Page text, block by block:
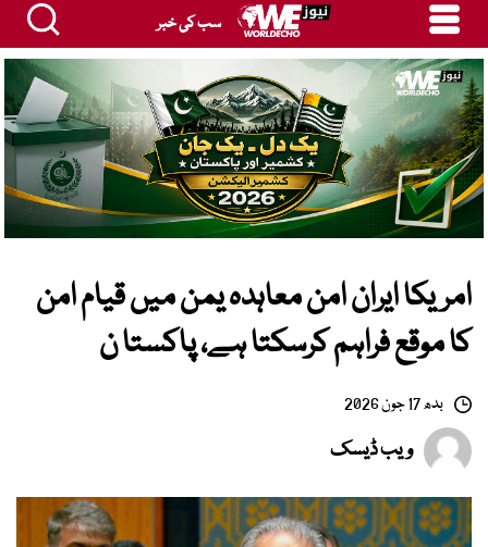
سب کی خبر
امریکا ایران امن معاہدہ یمن میں قیام امن
کا موقع فراہم کرسکتا ہے، پاکستا ن
بدھ 17 جون 2026
ویب ڈیسک